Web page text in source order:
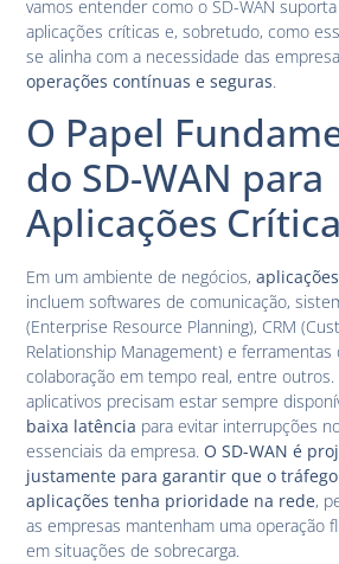
vamos entender como o SD-WAN
aplicações críticas e, sobretudo, como
se alinha com a necessidade das
operações contínuas e seguras.
O Papel
do SD-WAN para
Aplicações
Em um ambiente de negócios,
incluem softwares de comunicação,
(Enterprise Resource Planning), CRM
Relationship Management) e ferramentas
colaboração em tempo real, entre outros.
aplicativos precisam estar sempre
baixa latência para evitar interrupções
essenciais da empresa. O SD-WAN é
justamente para garantir que o tráfego
aplicações tenha prioridade na rede,
as empresas mantenham uma operação
em situações de sobrecarga.